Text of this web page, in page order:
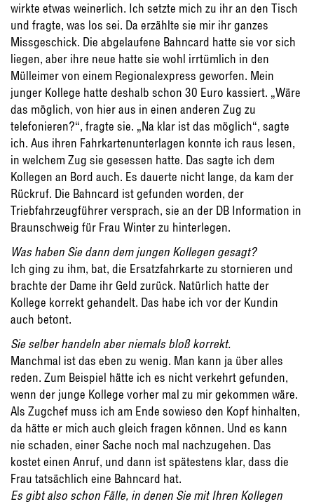
wirkte etwas weinerlich. Ich setzte mich zu ihr an den Tisch
und fragte, was los sei. Da erzählte sie mir ihr ganzes
Missgeschick. Die abgelaufene Bahncard hatte sie vor sich
liegen, aber ihre neue hatte sie wohl irrtümlich in den
Mülleimer von einem Regionalexpress geworfen. Mein
junger Kollege hatte deshalb schon 30 Euro kassiert. „Wäre
das möglich, von hier aus in einen anderen Zug zu
telefonieren?“, fragte sie. „Na klar ist das möglich“, sagte
ich. Aus ihren Fahrkartenunterlagen konnte ich raus lesen,
in welchem Zug sie gesessen hatte. Das sagte ich dem
Kollegen an Bord auch. Es dauerte nicht lange, da kam der
Rückruf. Die Bahncard ist gefunden worden, der
Triebfahrzeugführer versprach, sie an der DB Information in
Braunschweig für Frau Winter zu hinterlegen.
Was haben Sie dann dem jungen Kollegen gesagt?
Ich ging zu ihm, bat, die Ersatzfahrkarte zu stornieren und
brachte der Dame ihr Geld zurück. Natürlich hatte der
Kollege korrekt gehandelt. Das habe ich vor der Kundin
auch betont.
Sie selber handeln aber niemals bloß korrekt.
Manchmal ist das eben zu wenig. Man kann ja über alles
reden. Zum Beispiel hätte ich es nicht verkehrt gefunden,
wenn der junge Kollege vorher mal zu mir gekommen wäre.
Als Zugchef muss ich am Ende sowieso den Kopf hinhalten,
da hätte er mich auch gleich fragen können. Und es kann
nie schaden, einer Sache noch mal nachzugehen. Das
kostet einen Anruf, und dann ist spätestens klar, dass die
Frau tatsächlich eine Bahncard hat.
Es gibt also schon Fälle, in denen Sie mit Ihren Kollegen